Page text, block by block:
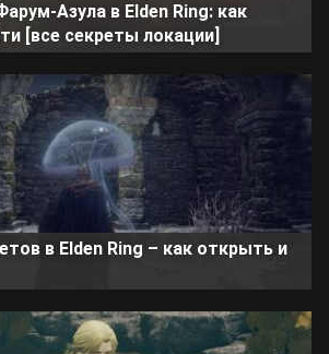
Азула в Elden Ring: как
[все секреты локации]
в Elden Ring – как открыть и